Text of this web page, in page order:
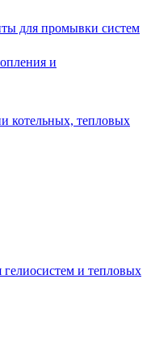
для промывки систем
и
котельных, тепловых
и тепловых